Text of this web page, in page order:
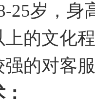
-25岁，身
上的文化
的对客